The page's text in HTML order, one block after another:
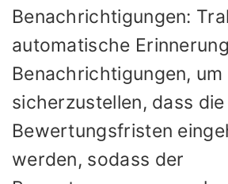
Benachrichtigungen:
automatische
Benachrichtigungen, um
sicherzustellen, dass die
Bewertungsfristen
werden, sodass der